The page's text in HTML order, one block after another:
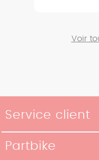
Voir
Service client
Moyens de paiement
Partbike